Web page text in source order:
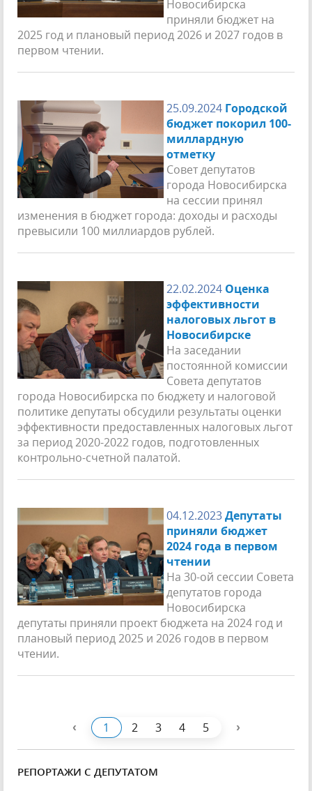
Новосибирска
приняли бюджет на
2025 год и плановый период 2026 и 2027 годов в
первом чтении.
25.09.2024 Городской
бюджет покорил 100-
миллардную
отметку
Совет депутатов
города Новосибирска
на сессии принял
изменения в бюджет города: доходы и расходы
превысили 100 миллиардов рублей.
22.02.2024 Оценка
эффективности
налоговых льгот в
Новосибирске
На заседании
постоянной комиссии
Совета депутатов
города Новосибирска по бюджету и налоговой
политике депутаты обсудили результаты оценки
эффективности предоставленных налоговых льгот
за период 2020-2022 годов, подготовленных
контрольно-счетной палатой.
04.12.2023Депутаты
приняли бюджет
2024 года в первом
чтении
На 30-ой сессии Совета
депутатов города
Новосибирска
депутаты приняли проект бюджета на 2024 год и
плановый период 2025 и 2026 годов в первом
чтении.
‹ 1 2 3 4 5 ›
РЕПОРТАЖИ С ДЕПУТАТОМ